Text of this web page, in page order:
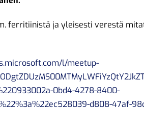
ferritiinistä ja yleisesti verestä
l/meetup-
0bd4-4278-8400-
d808-47af-